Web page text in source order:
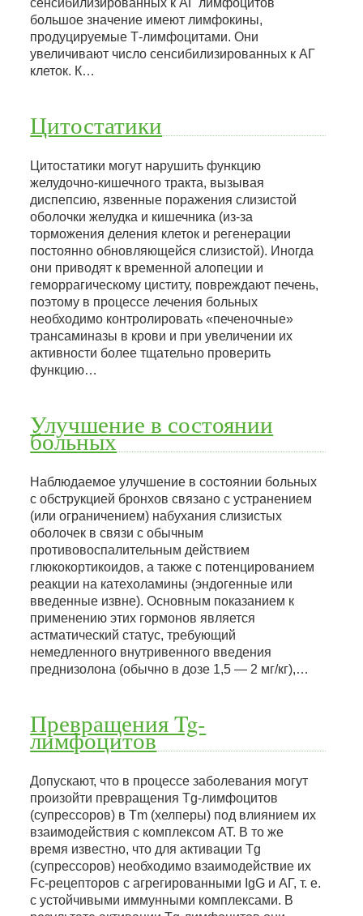
сенсибилизированных к АГ лимфоцитов
большое значение имеют лимфокины,
продуцируемые Т-лимфоцитами. Они
увеличивают число сенсибилизированных к АГ
клеток. К…
Цитостатики
Цитостатики могут нарушить функцию
желудочно-кишечного тракта, вызывая
диспепсию, язвенные поражения слизистой
оболочки желудка и кишечника (из-за
торможения деления клеток и регенерации
постоянно обновляющейся слизистой). Иногда
они приводят к временной алопеции и
геморрагическому циститу, повреждают печень,
поэтому в процессе лечения больных
необходимо контролировать «печеночные»
трансаминазы в крови и при увеличении их
активности более тщательно проверить
функцию…
Улучшение в состоянии
больных
Наблюдаемое улучшение в состоянии больных
с обструкцией бронхов связано с устранением
(или ограничением) набухания слизистых
оболочек в связи с обычным
противовоспалительным действием
глюкокортикоидов, а также с потенцированием
реакции на катехоламины (эндогенные или
введенные извне). Основным показанием к
применению этих гормонов является
астматический статус, требующий
немедленного внутривенного введения
преднизолона (обычно в дозе 1,5 — 2 мг/кг),…
Превращения Tg-
лимфоцитов
Допускают, что в процессе заболевания могут
произойти превращения Tg-лимфоцитов
(супрессоров) в Тm (хелперы) под влиянием их
взаимодействия с комплексом AT. В то же
время известно, что для активации Tg
(супрессоров) необходимо взаимодействие их
Fc-рецепторов с агрегированными IgG и АГ, т. е.
с устойчивыми иммунными комплексами. В